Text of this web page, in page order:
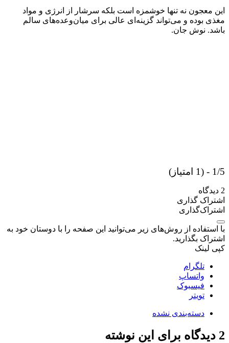
این معجون نه تنها خوشمزه است بلکه سرشار از انرژی و مواد
مغذی بوده و می‌تواند گزینه‌ای عالی برای میان‌وعده‌های سالم
باشد. نوش جان.
1/5 - (1 امتیاز)
2 دیدگاه
اشتراک گذاری
اشتراک‌گذاری
با استفاده از روش‌های زیر می‌توانید این صفحه را با دوستان خود به
اشتراک بگذارید.
کپی لینک
تلگرام
واتساپ
فیسبوک
تویتر
دسته‌بندی نشده
2 دیدگاه برای این نوشته